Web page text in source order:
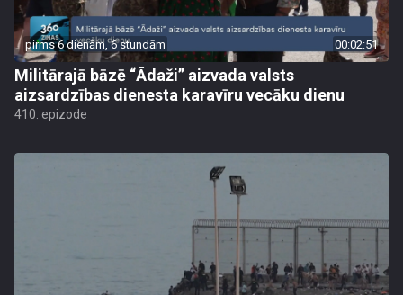
pirms 6 dienām, 6 stundām 00:02:51
Militārajā bāzē “Ādaži” aizvada valsts
aizsardzības dienesta karavīru vecāku dienu
410. epizode